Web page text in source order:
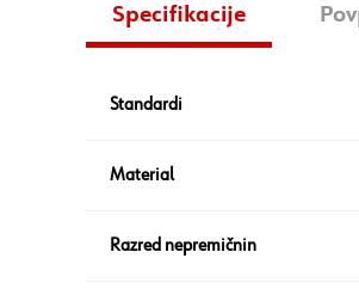
Specifikacije
Standardi
Material
Razred nepremičnin